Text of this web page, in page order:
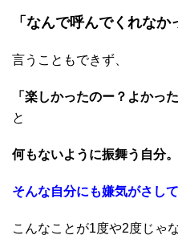
「なんで呼んでくれなか
言うこともできず、
「楽しかったのー？よかっ
と
何もないように振舞う自分。
そんな自分にも嫌気がさして
こんなことが1度や2度じゃ